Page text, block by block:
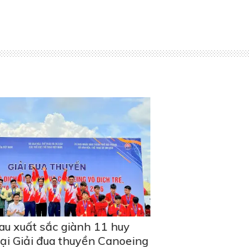
xuất sắc giành 11 huy
Giải đua thuyền Canoeing